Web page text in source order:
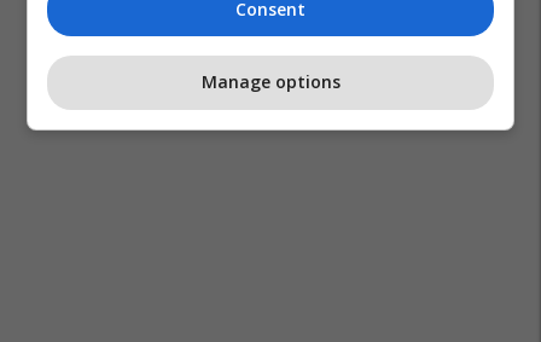
Consent
Manage options